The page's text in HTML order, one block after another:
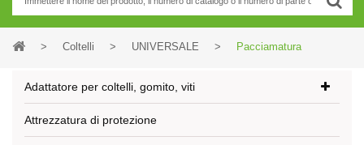
> Coltelli > UNIVERSALE > Pacciamatura
Adattatore per coltelli, gomito, viti
Attrezzatura di protezione